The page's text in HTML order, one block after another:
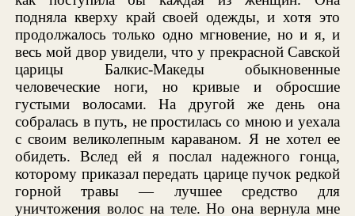
подняла кверху край своей одежды, и хотя это
продолжалось только одно мгновение, но и я, и
весь мой двор увидели, что у прекрасной Савской
царицы Балкис-Македы обыкновенные
человеческие ноги, но кривые и обросшие
густыми волосами. На другой же день она
собралась в путь, не простилась со мною и уехала
с своим великолепным караваном. Я не хотел ее
обидеть. Вслед ей я послал надежного гонца,
которому приказал передать царице пучок редкой
горной травы — лучшее средство для
уничтожения волос на теле. Но она вернула мне